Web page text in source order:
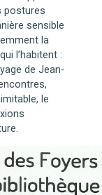
postures
sensible
la
l’habitent :
de Jean-
le